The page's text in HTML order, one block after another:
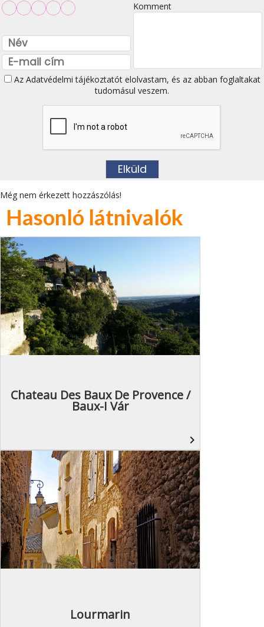
Komment
Az Adatvédelmi tájékoztatótelolvastam, és az abban foglaltakat
tudomásul veszem.
Még nem érkezett hozzászólás!
Hasonló látnivalók
Chateau Des Baux De Provence /
Baux-I Vár
navigate_next
Lourmarin